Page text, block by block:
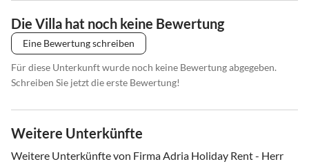
Die Villa hat noch keine Bewertung
Eine Bewertung schreiben
Für diese Unterkunft wurde noch keine Bewertung abgegeben.
Schreiben Sie jetzt die erste Bewertung!
Weitere Unterkünfte
Weitere Unterkünfte von Firma Adria Holiday Rent - Herr